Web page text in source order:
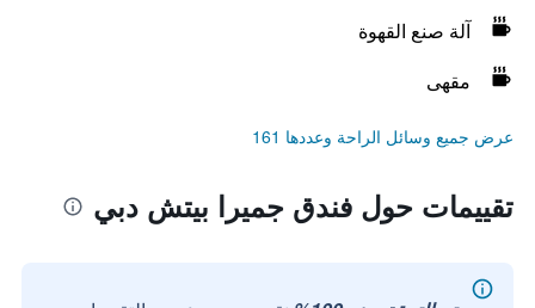
آلة صنع القهوة
مقهى
عرض جميع وسائل الراحة وعددها 161
تقييمات حول فندق جميرا بيتش دبي